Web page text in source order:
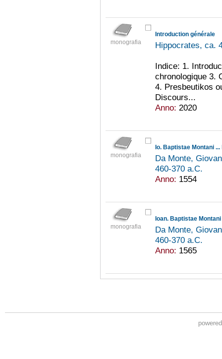
monografia
Introduction générale
Hippocrates, ca.
Indice: 1.
chronologique 3.
4. Presbeutikos
Discours...
Anno: 2020
monografia
Da Monte,
460-370 a.C.
Anno: 1554
monografia
Da Monte,
460-370 a.C.
Anno: 1565